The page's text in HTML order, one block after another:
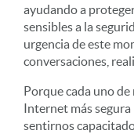
ayudando a
sensibles a la
urgencia de este
conversaciones,
Porque cada uno
Internet más segura
sentirnos